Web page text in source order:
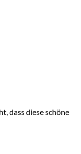
dass diese schöne